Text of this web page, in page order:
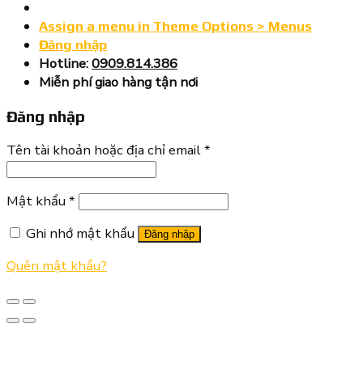
Assign a menu in Theme Options > Menus
Đăng nhập
Hotline:0909.814.386
Miễn phí giao hàng tận nơi
Đăng nhập
Tên tài khoản hoặc địa chỉ email*
Mật khẩu *
Ghi nhớ mật khẩu
Đăng nhập
Quên mật khẩu?